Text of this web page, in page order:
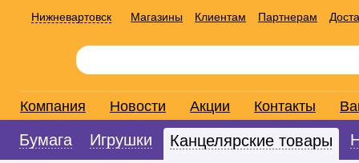
Нижневартовск Магазины Клиентам Партнерам
Компания Новости Акции Контакты
Бумага Игрушки Канцелярские товары